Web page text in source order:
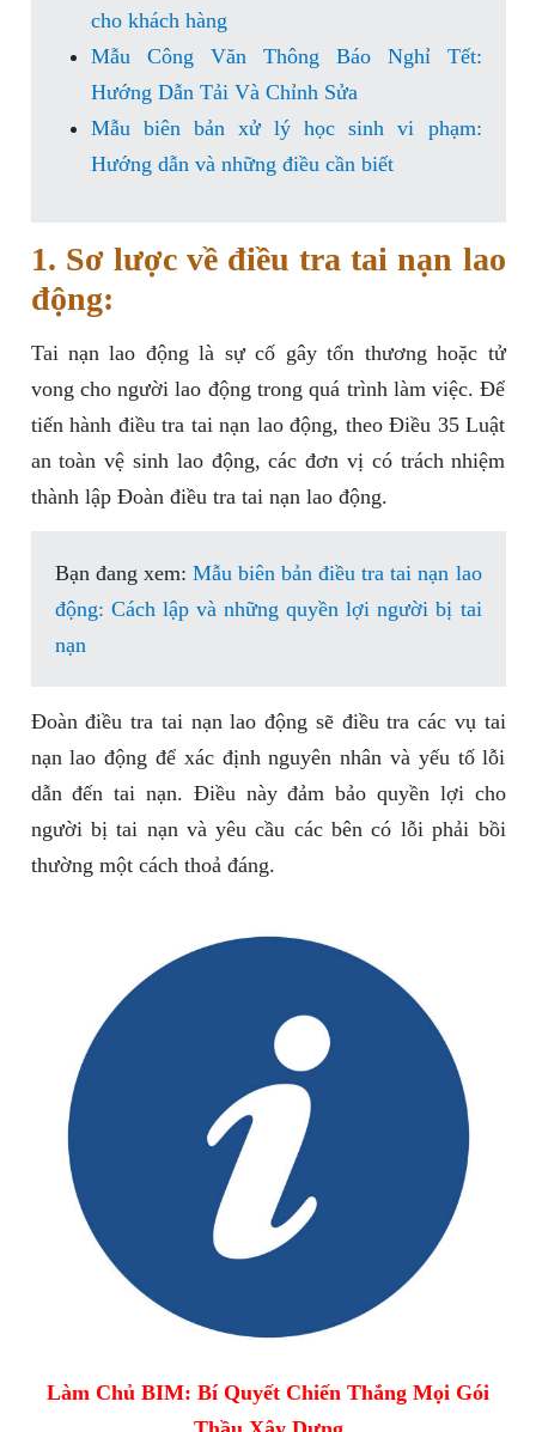
cho khách hàng
Mẫu Công Văn Thông Báo Nghỉ Tết:
Hướng Dẫn Tải Và Chỉnh Sửa
Mẫu biên bản xử lý học sinh vi phạm:
Hướng dẫn và những điều cần biết
1. Sơ lược về điều tra tai nạn lao
động:
Tai nạn lao động là sự cố gây tổn thương hoặc tử
vong cho người lao động trong quá trình làm việc. Để
tiến hành điều tra tai nạn lao động, theo Điều 35 Luật
an toàn vệ sinh lao động, các đơn vị có trách nhiệm
thành lập Đoàn điều tra tai nạn lao động.
Bạn đang xem: Mẫu biên bản điều tra tai nạn lao
động: Cách lập và những quyền lợi người bị tai
nạn
Đoàn điều tra tai nạn lao động sẽ điều tra các vụ tai
nạn lao động để xác định nguyên nhân và yếu tố lỗi
dẫn đến tai nạn. Điều này đảm bảo quyền lợi cho
người bị tai nạn và yêu cầu các bên có lỗi phải bồi
thường một cách thoả đáng.
Làm Chủ BIM: Bí Quyết Chiến Thắng Mọi Gói